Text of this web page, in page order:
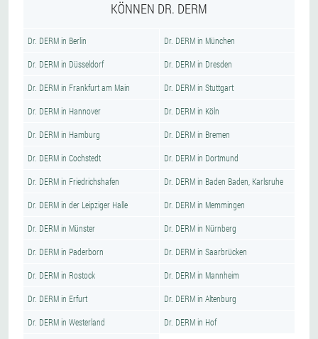
KÖNNEN DR. DERM
Dr. DERM in Berlin Dr. DERM in München
Dr. DERM in Düsseldorf Dr. DERM in Dresden
Dr. DERM in Frankfurt am Main Dr. DERM in Stuttgart
Dr. DERM in Hannover Dr. DERM in Köln
Dr. DERM in Hamburg Dr. DERM in Bremen
Dr. DERM in Cochstedt Dr. DERM in Dortmund
Dr. DERM in Friedrichshafen Dr. DERM in Baden Baden, Karlsruhe
Dr. DERM in der Leipziger Halle Dr. DERM in Memmingen
Dr. DERM in Münster Dr. DERM in Nürnberg
Dr. DERM in Paderborn Dr. DERM in Saarbrücken
Dr. DERM in Rostock Dr. DERM in Mannheim
Dr. DERM in Erfurt Dr. DERM in Altenburg
Dr. DERM in Westerland Dr. DERM in Hof